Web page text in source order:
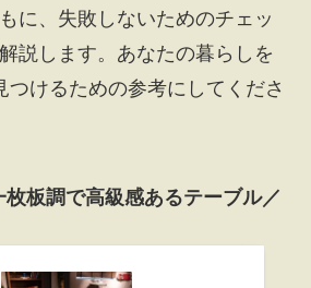
に、失敗しないためのチェッ
説します。あなたの暮らしを
つけるための参考にしてくださ
板調で高級感あるテーブル／